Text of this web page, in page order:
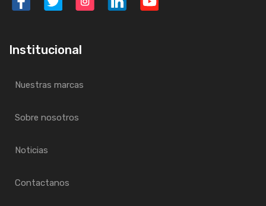
Institucional
Nuestras marcas
Sobre nosotros
Noticias
Contactanos